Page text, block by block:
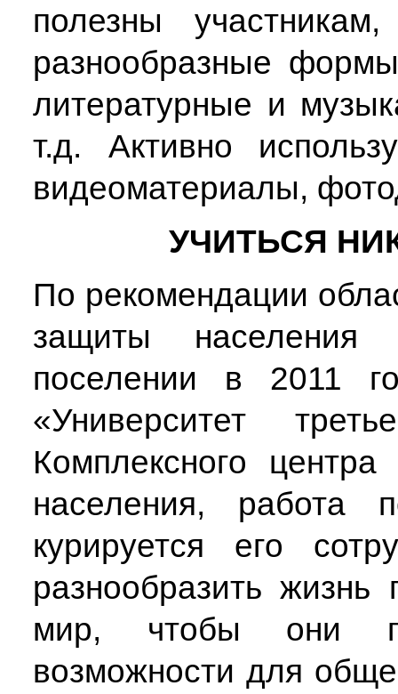
полезны
разнообразные
литературные и
т.д. Активно
видеоматериалы,
УЧИТЬСЯ
По рекомендации
защиты населения
поселении в 2011
«Университет
Комплексного
населения, работа
курируется его
разнообразить
мир, чтобы они
возможности для